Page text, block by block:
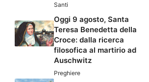
Santi
Oggi 9 agosto, Santa
Teresa Benedetta della
Croce: dalla ricerca
filosofica al martirio ad
Auschwitz
Preghiere